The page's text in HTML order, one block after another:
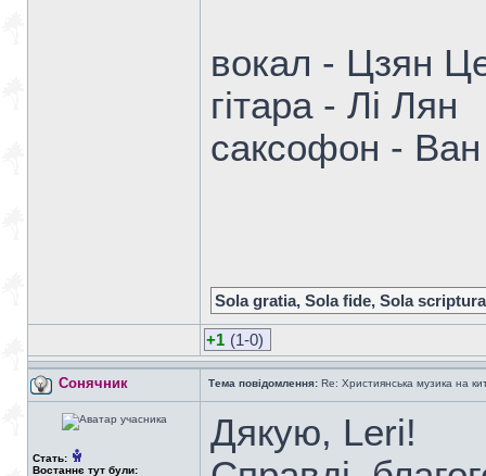
вокал - Цзян
гітара - Лі Лян
саксофон -
Sola gratia, Sola fide, Sola scriptura
+1 (1-0)
Сонячник Тема повідомлення: Re: Християнська музика на
Стать:
Востаннє тут були:
Дякую, Leri!